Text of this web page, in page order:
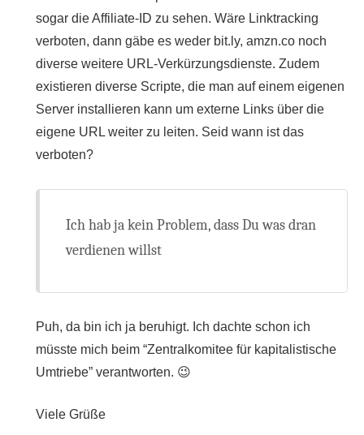
sogar die Affiliate-ID zu sehen. Wäre Linktracking
verboten, dann gäbe es weder bit.ly, amzn.co noch
diverse weitere URL-Verkürzungsdienste. Zudem
existieren diverse Scripte, die man auf einem eigenen
Server installieren kann um externe Links über die
eigene URL weiter zu leiten. Seid wann ist das
verboten?
Ich hab ja kein Problem, dass Du was dran
verdienen willst
Puh, da bin ich ja beruhigt. Ich dachte schon ich
müsste mich beim “Zentralkomitee für kapitalistische
Umtriebe” verantworten. 😉
Viele Grüße